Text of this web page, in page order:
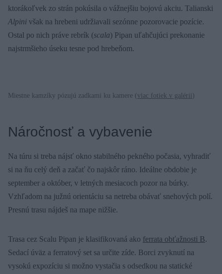
ktorákoľvek zo strán pokúsila o vážnejšiu bojovú akciu. Talianski
Alpini však na hrebeni udržiavali sezónne pozorovacie pozície.
Ostal po nich práve rebrík (scala) Pipan uľahčujúci prekonanie
najstrmšieho úseku tesne pod hrebeňom.
Miestne kamzíky pózujú zadkami ku kamere (viac fotiek v galérii )
Náročnosť a vybavenie
Na túru si treba nájsť okno stabilného pekného počasia, vyhradiť
si na ňu celý deň a začať čo najskôr ráno. Ideálne obdobie je
september a október, v letných mesiacoch pozor na búrky.
Vzhľadom na južnú orientáciu sa netreba obávať snehových polí.
Presnú trasu nájdeš na mape nižšie.
Trasa cez Scalu Pipan je klasifikovaná ako ferrata obťažnosti B.
Sedací úväz a ferratový set sa určite zíde. Borci zvyknutí na
vysokú expozíciu si možno vystačia s odsedkou na statické